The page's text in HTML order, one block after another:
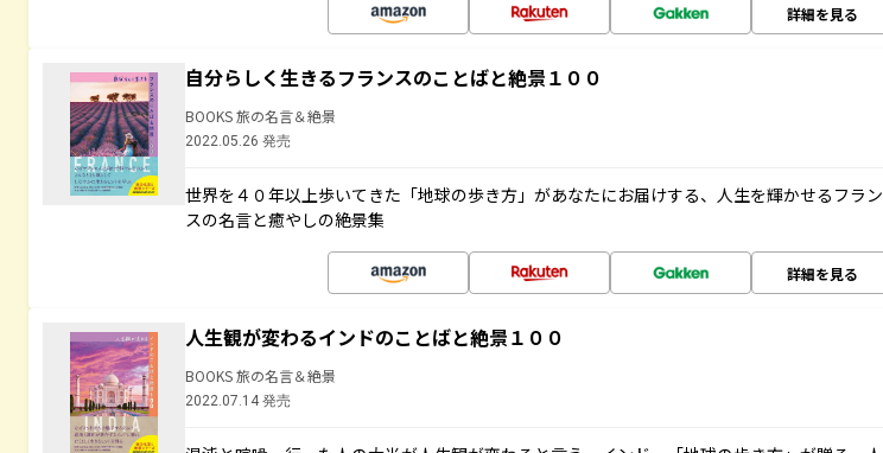
詳細を見る
自分らしく生きるフランスのことばと絶景１００
BOOKS 旅の名言＆絶景
2022.05.26 発売
世界を４０年以上歩いてきた「地球の歩き方」があなたにお届けする、人生を輝かせるフラン
スの名言と癒やしの絶景集
詳細を見る
人生観が変わるインドのことばと絶景１００
BOOKS 旅の名言＆絶景
2022.07.14 発売